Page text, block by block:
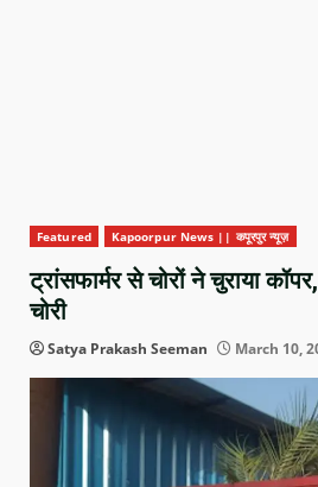
Featured Kapoorpur News || कपूरपुर न्यूज़
ट्रांसफार्मर से चोरों ने चुराया
चोरी
Satya Prakash Seeman March 10,